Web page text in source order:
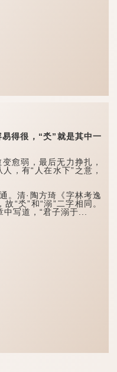
得很，“氼”就是其中一
弱，最后无力挣扎，
，有“人在水下”之意，
清·陶方琦《字林考逸
“氼”和“溺”二字相同。
中写道，“君子溺于...